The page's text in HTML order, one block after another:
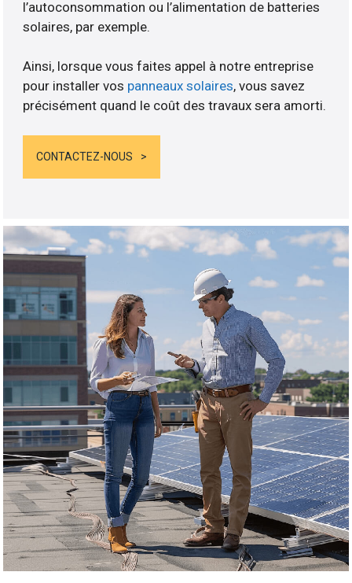
l’autoconsommation ou l’alimentation de batteries
solaires, par exemple.
Ainsi, lorsque vous faites appel à notre entreprise
pour installer vos panneaux solaires, vous savez
précisément quand le coût des travaux sera amorti.
CONTACTEZ-NOUS